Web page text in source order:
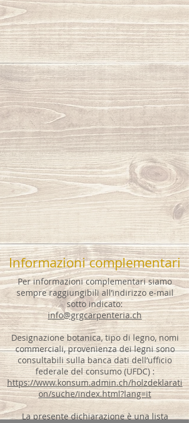
Informazioni complementari
Per informazioni complementari siamo
sempre raggiungibili all’indirizzo e-mail
sotto indicato:
info@grgcarpenteria.ch
Designazione botanica, tipo di legno, nomi
commerciali, provenienza dei legni sono
consultabili sulla banca dati dell’ufficio
federale del consumo (UFDC) :
https://www.konsum.admin.ch/holzdeklarati
on/suche/index.html?lang=it
La presente dichiarazione è una lista